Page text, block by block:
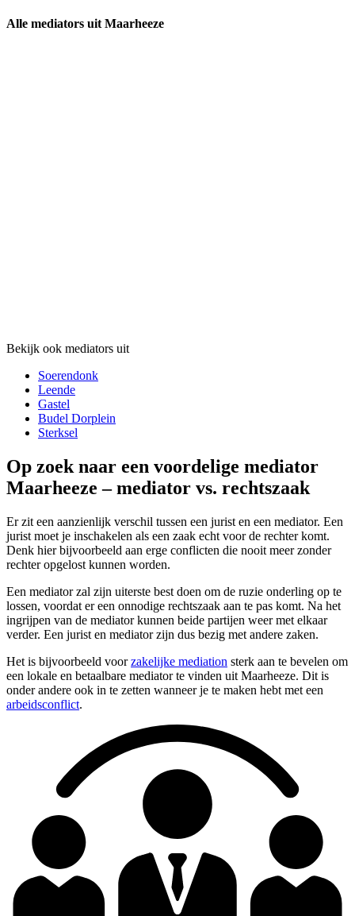
Alle mediators uit Maarheeze
Bekijk ook mediators uit
Soerendonk
Leende
Gastel
Budel Dorplein
Sterksel
Op zoek naar een voordelige mediator
Maarheeze – mediator vs. rechtszaak
Er zit een aanzienlijk verschil tussen een jurist en een mediator. Een
jurist moet je inschakelen als een zaak echt voor de rechter komt.
Denk hier bijvoorbeeld aan erge conflicten die nooit meer zonder
rechter opgelost kunnen worden.
Een mediator zal zijn uiterste best doen om de ruzie onderling op te
lossen, voordat er een onnodige rechtszaak aan te pas komt. Na het
ingrijpen van de mediator kunnen beide partijen weer met elkaar
verder. Een jurist en mediator zijn dus bezig met andere zaken.
Het is bijvoorbeeld voorzakelijke mediation sterk aan te bevelen om
een lokale en betaalbare mediator te vinden uit Maarheeze. Dit is
onder andere ook in te zetten wanneer je te maken hebt met een
arbeidsconflict.